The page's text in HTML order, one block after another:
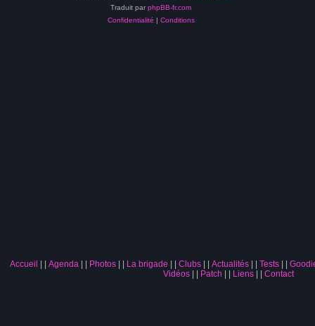
Traduit par phpBB-fr.com
Confidentialité
Conditions
Accueil Agenda| Photos| La brigade Clubs| Actualités| Tests|
Vidéos| Patch Liens| Contact